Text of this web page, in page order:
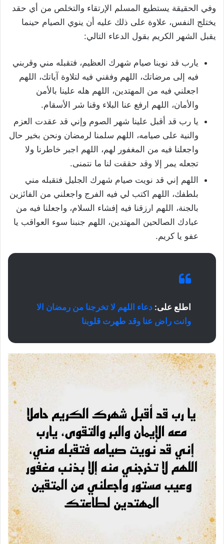
وفي الحقيقة يستطيع المسلم الإرتقاء والتخلص من أي حقد
يختلج النفس، علاوة على ذلك عليه أن ينوي الصيام حينما
يقبل الشهر الكريم بقول الدعاء التالي:
يارب قد نوينا صيام شهرك العظيم، فتقبله مني وقربني
فيه إلى مرضاتك، اللهم وفقني فيه لتلاوة آياتك، اللهم
اجعلني فيه من المهتدين، اللهم هله علينا بالأمن
والأمان، اللهم ارفع عنا البلاء وقنا شر الأسقام.
يا رب قد أقبل علينا شهر الصوم وإني قد عقدت العزم
والنية على صيامه، اللهم سلمنا لرمضان ونحن بخير حال
واجعلنا فيه من المغفور لهم، اللهم اجبر خاطرنا ولا
تجعله يمر إلا وقد حققت لنا ما نتمنى.
اللهم إني قد نويت صيام شهرك الجليل فتقبله مني
بلطفك، اللهم اكتب لي فيه الفرج واجعلني من الفائزين
بالجنة، اللهم ارزقنا فيه إفشاء السلام، واجعلنا فيه من
عبادك الصالحين المهتدين، اللهم جنبنا سوء العواقب يا
عفو يا كريم.
اطلع على: دعاء اللهم لا تخرجنا من رمضان الا
وانت راض عنا وقد طهرت قلوبنا